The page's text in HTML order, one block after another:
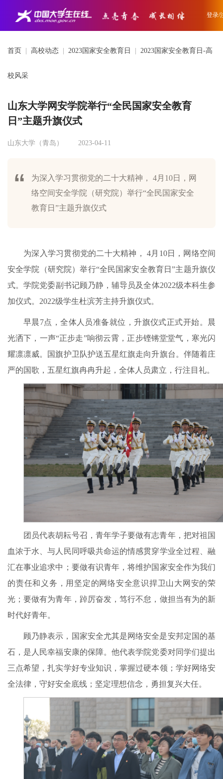
登录/
首页 高校动态 2023国家安全教育日 2023国家安全教育日-高
校风采
山东大学网安学院举行“全民国家安全教育
日”主题升旗仪式
山东大学（青岛） 2023-04-11
为深入学习贯彻党的二十大精神， 4月10日，网
络空间安全学院（研究院）举行“全民国家安全
教育日”主题升旗仪式
为深入学习贯彻党的二十大精神， 4月10日，网络空间
安全学院（研究院）举行“全民国家安全教育日”主题升旗仪
式。学院党委副书记顾乃静，辅导员及全体2022级本科生参
加仪式。2022级学生杜滨芳主持升旗仪式。
早晨7点，全体人员准备就位，升旗仪式正式开始。晨
光洒下，一声“正步走”响彻云霄，正步铿锵堂堂气，寒光闪
耀凛凛威。国旗护卫队护送五星红旗走向升旗台。伴随着庄
严的国歌，五星红旗冉冉升起，全体人员肃立，行注目礼。
团员代表胡耘号召，青年学子要做有志青年，把对祖国
血浓于水、与人民同呼吸共命运的情感贯穿学业全过程、融
汇在事业追求中；要做有识青年，将维护国家安全作为我们
的责任和义务，用坚定的网络安全意识捍卫山大网安的荣
光；要做有为青年，踔厉奋发，笃行不怠，做担当有为的新
时代好青年。
顾乃静表示，国家安全尤其是网络安全是安邦定国的基
石，是人民幸福安康的保障。他代表学院党委对同学们提出
三点希望，扎实学好专业知识，掌握过硬本领；学好网络安
全法律，守好安全底线；坚定理想信念，勇担复兴大任。